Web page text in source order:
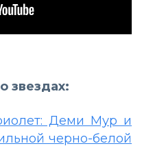
звездах:
Деми Мур и
черно-белой